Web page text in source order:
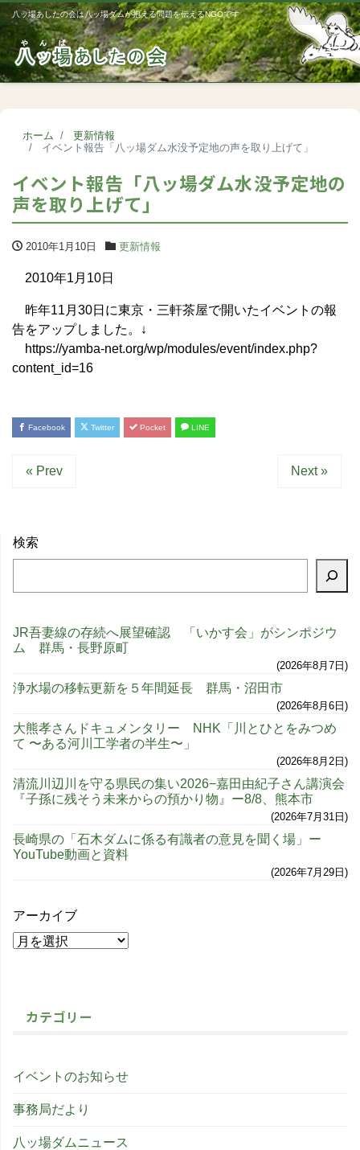
八ッ場あしたの会は八ッ場ダムが抱える問題を伝えるNGOです
ホーム
更新情報
イベント報告「八ッ場ダム水没予定地の声を取り上げて」
イベント報告「八ッ場ダム水没予定地の
声を取り上げて」
2010年1月10日 更新情報
2010年1月10日
昨年11月30日に東京・三軒茶屋で開いたイベントの報
告をアップしました。↓
https://yamba-net.org/wp/modules/event/index.php?
content_id=16
Facebook Twitter Pocket LINE
« Prev Next »
検索
JR吾妻線の存続へ展望確認 「いかす会」がシンポジウ
ム 群馬・長野原町
2026年8月7日
浄水場の移転更新を５年間延長 群馬・沼田市
2026年8月6日
大熊孝さんドキュメンタリー NHK「川とひとをみつめ
て 〜ある河川工学者の半生〜」
2026年8月2日
清流川辺川を守る県民の集い2026−嘉田由紀子さん講演会
『子孫に残そう未来からの預かり物』ー8/8、熊本市
2026年7月31日
長崎県の「石木ダムに係る有識者の意見を聞く場」ー
YouTube動画と資料
2026年7月29日
アーカイブ
カテゴリー
イベントのお知らせ
事務局だより
八ッ場ダムニュース